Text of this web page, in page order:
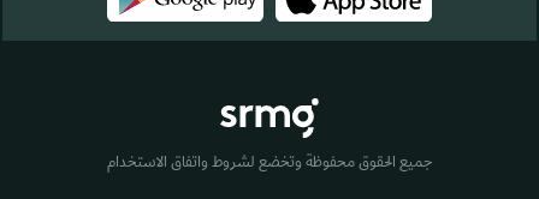
جميع الحقوق محفوظة وتخضع لشروط واتفاق الاستخدام